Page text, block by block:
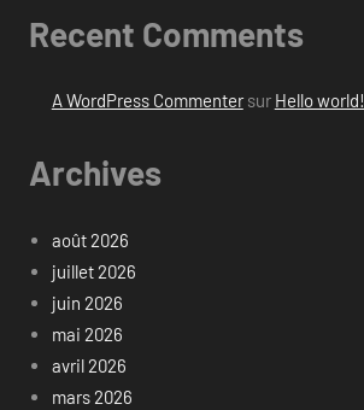
Recent Comments
A WordPress Commentersur Hello world!
Archives
août 2026
juillet 2026
juin 2026
mai 2026
avril 2026
mars 2026